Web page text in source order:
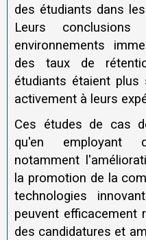
des étudiants dans
Leurs
environnements
des taux de
étudiants étaient plus
activement à leurs
Ces études de cas
qu'en employant
notamment
la promotion de la
technologies
peuvent efficacement
des candidatures et